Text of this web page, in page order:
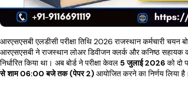
आरएसएसबी एलडीसी परीक्षा तिथि 2026 राजस्थान कर्मचारी चयन
आरएसएसबी ने राजस्थान लोअर डिवीजन क्लर्क और कनिष्ठ सहायक
निर्धारित किया था। अब बोर्ड ने परीक्षा केवल 5 जुलाई 2026को दो
से शाम 06:00 बजे तक (पेपर 2)आयोजित करने का निर्णय लिया है।